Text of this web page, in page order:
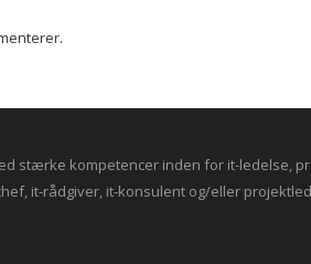
stærke kompetencer inden for it-ledelse,
it-rådgiver, it-konsulent og/eller